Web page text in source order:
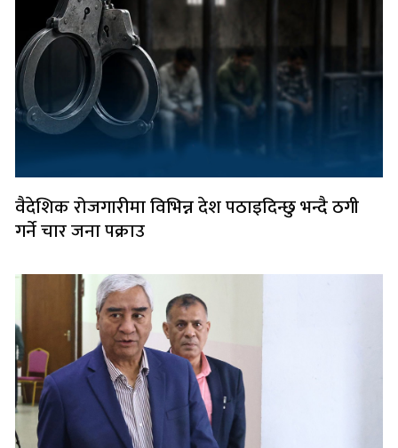
वैदेशिक रोजगारीमा विभिन्न देश पठाइदिन्छु भन्दै ठगी
गर्ने चार जना पक्राउ